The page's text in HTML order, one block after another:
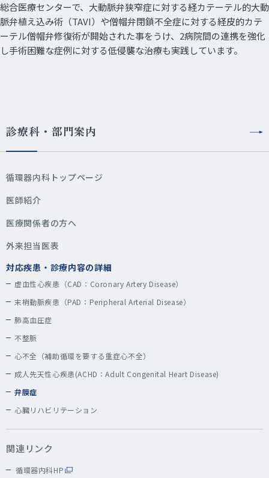
総合医療センターで、大動脈弁狭窄症に対する経カテーテル的大動
脈弁植え込み術（TAVI）や僧帽弁閉鎖不全症に対する経皮的カテ
ーテル僧帽弁修復術が開始された事をうけ、2病院間の連携を強化
し手術困難な症例に対する低侵襲な治療も実践しています。
診療科・部門案内
循環器内科トップページ
医師紹介
医療関係者の方へ
外来担当医表
対応疾患・診療内容の詳細
虚血性心疾患（CAD：Coronary Artery Disease）
末梢動脈疾患（PAD：Peripheral Arterial Disease）
肺高血圧症
不整脈
心不全（補助循環を要する重症心不全）
成人先天性心疾患(ACHD：Adult Congenital Heart Disease)
弁膜症
心臓リハビリテーション
関連リンク
循環器内科HP